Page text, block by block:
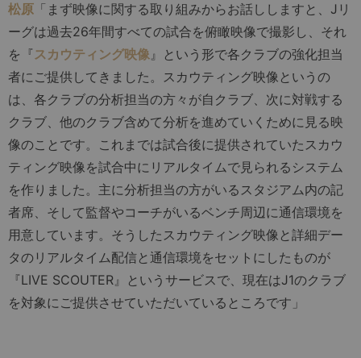
松原 「まず映像に関する取り組みからお話ししますと、Jリ
ーグは過去26年間すべての試合を俯瞰映像で撮影し、それ
を『スカウティング映像』という形で各クラブの強化担当
者にご提供してきました。スカウティング映像というの
は、各クラブの分析担当の方々が自クラブ、次に対戦する
クラブ、他のクラブ含めて分析を進めていくために見る映
像のことです。これまでは試合後に提供されていたスカウ
ティング映像を試合中にリアルタイムで見られるシステム
を作りました。主に分析担当の方がいるスタジアム内の記
者席、そして監督やコーチがいるベンチ周辺に通信環境を
用意しています。そうしたスカウティング映像と詳細デー
タのリアルタイム配信と通信環境をセットにしたものが
『LIVE SCOUTER』というサービスで、現在はJ1のクラブ
を対象にご提供させていただいているところです」